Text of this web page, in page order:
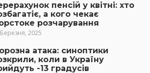
пенсій у квітні: хто
а кого чекає
розчарування
2025
атака: синоптики
коли в Україну
-13 градусів